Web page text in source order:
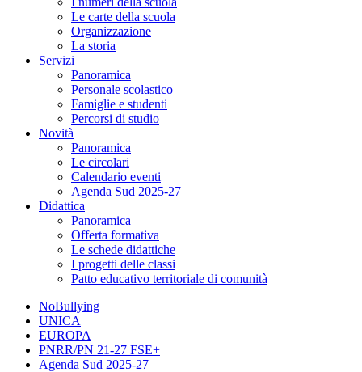
Le carte della scuola
Organizzazione
La storia
Servizi
Panoramica
Personale scolastico
Famiglie e studenti
Percorsi di studio
Novità
Panoramica
Le circolari
Calendario eventi
Agenda Sud 2025-27
Didattica
Panoramica
Offerta formativa
Le schede didattiche
I progetti delle classi
Patto educativo territoriale di comunità
NoBullying
UNICA
EUROPA
PNRR/PN 21-27 FSE+
Agenda Sud 2025-27